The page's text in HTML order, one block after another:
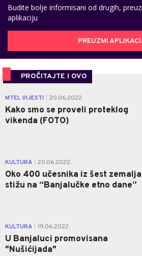
Budite bolje informisani od drugih,
aplikaciju
PREUZMI
PROČITAJTE I OVO
MTEL VIJESTI 20.06.2022.
Kako smo se proveli proteklog
vikenda (FOTO)
KULTURA 20.06.2022.
Oko 400 učesnika iz šest zemalja
stižu na “Banjalučke etno dane”
KULTURA 19.06.2022.
U Banjaluci promovisana
"Nušićijada"